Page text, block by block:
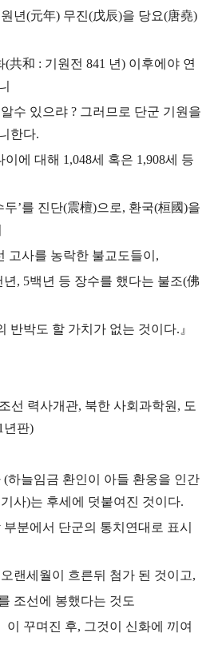
년(元年) 무진(戊辰)을 당요(唐堯)
共和 : 기원전 841 년) 이후에야 연
수 있으랴 ? 그러므로 단군 기원을
한다.
에 대해 1,048세 혹은 1,908세 등
두’를 진단(震檀)으로, 환국(桓國)을
고사를 농락한 불교도들이,
, 5백년 등 장수를 했다는 불조(佛
반박도 할 가치가 없는 것이다.』
선 력사개관, 북한 사회과학원, 도
년판)
늘임금 환인이 아들 환웅을 인간
사)는 후세에 덧붙여진 것이다.
분에서 단군의 통치연대로 표시
랜세월이 흐른뒤 첨가 된 것이고,
조선에 봉했다는 것도
이 꾸며진 후, 그것이 신화에 끼여